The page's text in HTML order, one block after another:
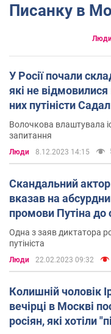
Писанку в
нього
У Росії почали
які не
них путіністи
Волочкова влаштувала
запитання
Люди 8.12.2023 14:15
Скандальний
вказав на
промови Путіна до
Одна з заяв диктатора
путініста
Люди 22.02.2023 09:32
Колишній чоловік
вечірці в Москві
росіян, які хотіли